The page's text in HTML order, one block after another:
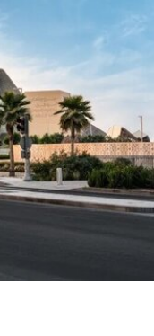
来。行动中，
贸易往来。随
厅地面，引发现
。
接连成为抗议活
，两名年轻的气
年作品《向日
监禁。庭审中，
受损，但泼洒在
面，污染了大理
约8000英镑的损
余费用主要用